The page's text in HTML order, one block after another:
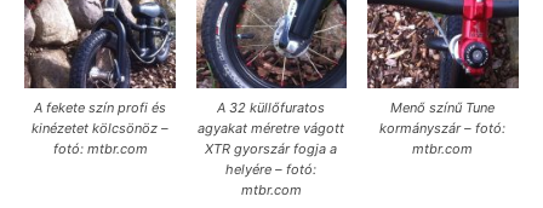
A fekete szín profi és
kinézetet kölcsönöz –
fotó: mtbr.com
A 32 küllőfuratos
agyakat méretre vágott
XTR gyorszár fogja a
helyére – fotó:
mtbr.com
Menő színű Tune
kormányszár – fotó:
mtbr.com